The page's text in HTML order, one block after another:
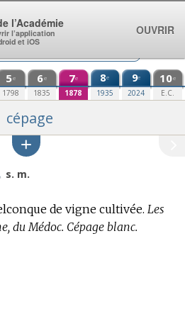
5e
1798
6e
1835
7e
1878
8e
1935
9e
2024
10e
E.C.
cépage
s. m.
de vigne cultivée. Les
du Médoc. Cépage blanc.
l’Académie
l’application
et iOS
OUVRIR